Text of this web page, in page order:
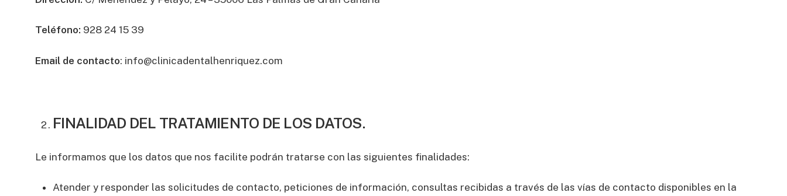
Teléfono: 928 24 15 39
Email de contacto: info@clinicadentalhenriquez.com
FINALIDAD DEL TRATAMIENTO DE LOS DATOS.
Le informamos que los datos que nos facilite podrán tratarse con las siguientes finalidades:
Atender y responder las solicitudes de contacto, peticiones de información, consultas recibidas a través de las vías de contacto disponibles en la